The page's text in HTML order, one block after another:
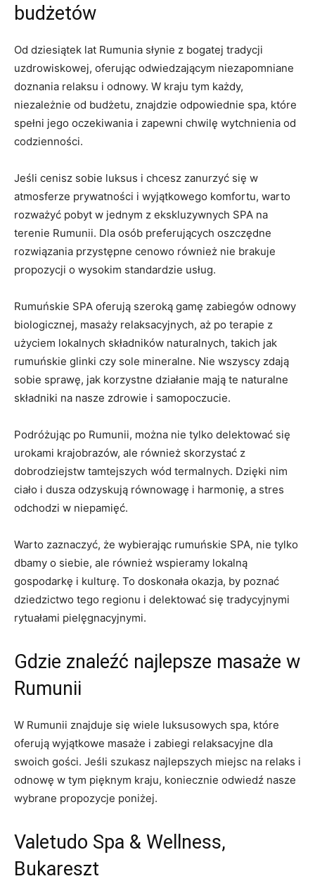
budżetów
Od ⁤dziesiątek lat Rumunia słynie z ​bogatej tradycji
uzdrowiskowej, ​oferując odwiedzającym ⁤niezapomniane
doznania relaksu i odnowy.⁤ W kraju tym każdy,
niezależnie od budżetu, znajdzie odpowiednie⁢ spa, które
‌spełni jego ‍oczekiwania‍ i⁤ zapewni chwilę ​wytchnienia od
codzienności.
Jeśli cenisz sobie luksus i chcesz‍ zanurzyć się w
atmosferze prywatności i wyjątkowego komfortu, warto ​
rozważyć pobyt w jednym z ekskluzywnych⁢ SPA na
terenie ⁣Rumunii. Dla osób preferujących ‌oszczędne
rozwiązania przystępne​ cenowo również nie ‌brakuje ​
propozycji o wysokim standardzie‍ usług.
Rumuńskie SPA oferują ⁢szeroką gamę zabiegów odnowy​
biologicznej, masaży ⁤relaksacyjnych, aż ⁢po terapie z⁢
użyciem lokalnych składników naturalnych, takich⁣ jak
rumuńskie ‍glinki czy sole mineralne. Nie wszyscy‌ zdają
sobie sprawę, jak korzystne działanie mają te naturalne ​
składniki⁣ na ⁢nasze zdrowie i⁢ samopoczucie.
Podróżując po Rumunii, można nie⁣ tylko delektować się
urokami krajobrazów,‌ ale⁤ również skorzystać z ​
dobrodziejstw ‌tamtejszych wód termalnych. Dzięki nim
⁢ciało i dusza⁢ odzyskują⁢ równowagę i⁤ harmonię, a stres
odchodzi w ⁣niepamięć.
Warto zaznaczyć, że wybierając rumuńskie SPA, nie tylko
dbamy ​o ‍siebie, ale⁢ również​ wspieramy​ lokalną⁣
gospodarkę i ⁣kulturę. To doskonała okazja, by⁤ poznać
⁣dziedzictwo tego⁣ regionu i delektować​ się ⁤tradycyjnymi
rytuałami pielęgnacyjnymi.
Gdzie ⁣znaleźć najlepsze masaże w
Rumunii
W ⁤Rumunii znajduje się wiele ⁤luksusowych spa, które
‌oferują​ wyjątkowe⁢ masaże i zabiegi relaksacyjne dla
swoich ‌gości. Jeśli szukasz najlepszych ⁤miejsc ⁢na ⁣relaks i‍
odnowę w tym pięknym kraju, koniecznie odwiedź nasze⁣
wybrane propozycje poniżej.
Valetudo Spa & ⁣Wellness,
Bukareszt